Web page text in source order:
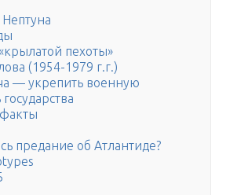
пехоты»
(1954-1979 г.г.)
— укрепить военную
предание об Атлантиде?